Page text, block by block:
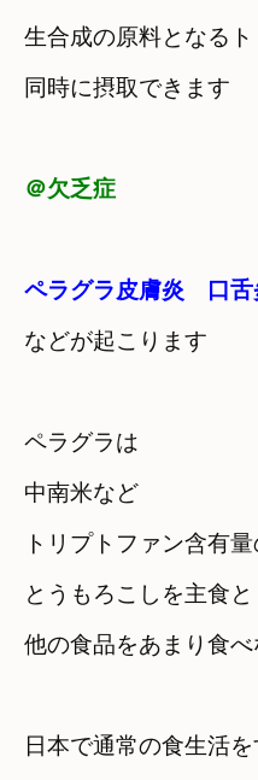
生合成の原料となる
同時に摂取できます
＠欠乏症
などが起こります
ペラグラは
中南米など
トリプトファン含有
とうもろこしを主食と
他の食品をあまり食べ
日本で通常の食生活